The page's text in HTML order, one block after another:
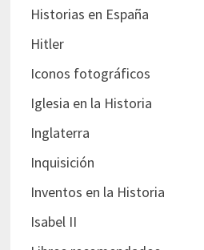
Historias en España
Hitler
Iconos fotográficos
Iglesia en la Historia
Inglaterra
Inquisición
Inventos en la Historia
Isabel II